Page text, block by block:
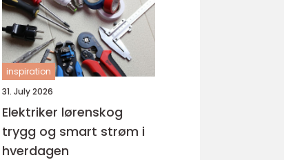
inspiration
31. July 2026
Elektriker lørenskog
trygg og smart strøm i
hverdagen